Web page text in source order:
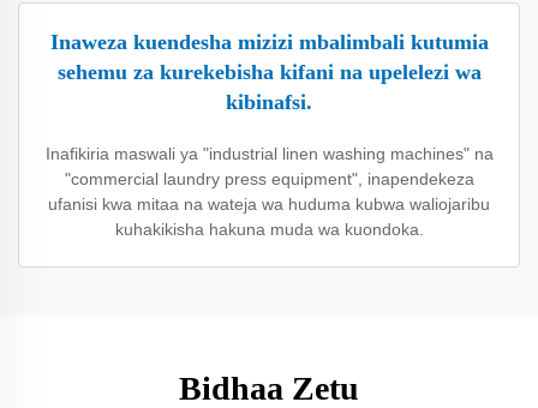
Inaweza kuendesha mizizi mbalimbali kutumia
sehemu za kurekebisha kifani na upelelezi wa
kibinafsi.
Inafikiria maswali ya "industrial linen washing machines" na
"commercial laundry press equipment", inapendekeza
ufanisi kwa mitaa na wateja wa huduma kubwa waliojaribu
kuhakikisha hakuna muda wa kuondoka.
Bidhaa Zetu